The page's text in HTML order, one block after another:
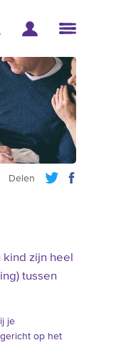
Delen
zijn heel
tussen
je
op het